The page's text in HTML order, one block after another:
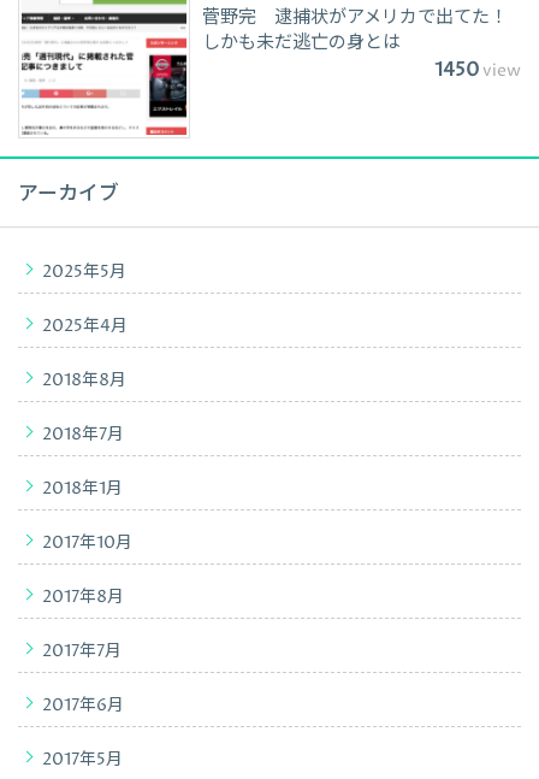
菅野完 逮捕状がアメリカで出てた！
しかも未だ逃亡の身とは
1450view
アーカイブ
2025年5月
2025年4月
2018年8月
2018年7月
2018年1月
2017年10月
2017年8月
2017年7月
2017年6月
2017年5月